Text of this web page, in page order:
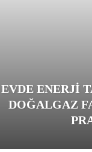
EVDE ENERJI
DOĞALGAZ